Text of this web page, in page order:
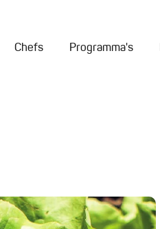
Chefs Programma's